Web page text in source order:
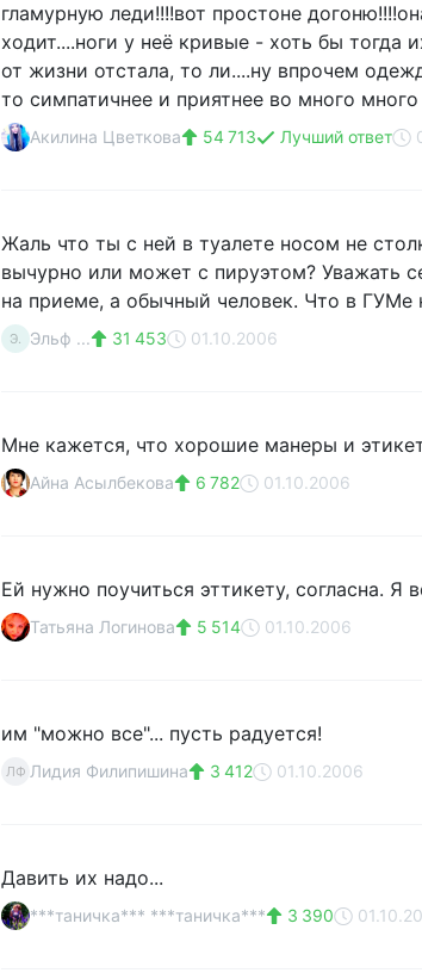
гламурную леди!!!!вот простоне
ходит....ноги у неё кривые - хоть бы тогда
от жизни отстала, то ли....ну впрочем
то симпатичнее и приятнее во много
Акилина Цветкова 54 713 Лучший ответ
Жаль что ты с ней в туалете носом не
вычурно или может с пируэтом? Уважать
на приеме, а обычный человек. Что в ГУМе
Э. Эльф ... 31 453 01.10.2006
Мне кажется, что хорошие манеры и
Айна Асылбекова 6 782 01.10.2006
Ей нужно поучиться эттикету, согласна. Я
Татьяна Логинова 5 514 01.10.2006
им "можно все"... пусть радуется!
ЛФ Лидия Филипишина 3 412 01.10.2006
Давить их надо...
***таничка*** ***таничка*** 3 390